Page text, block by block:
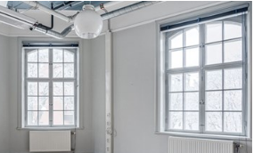
Kvm